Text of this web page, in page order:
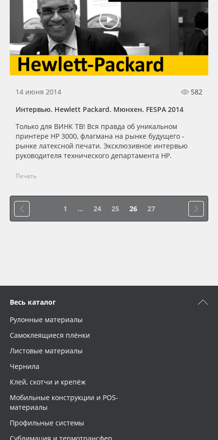
14 июня 2014
582
Интервью. Hewlett Packard. Мюнхен. FESPA 2014
Только для ВИНК ТВ! Вся правда об уникальном
принтере HP 3000, флагмана на рынке будущего -
рынке латексной печати. Эксклюзивное интервью
руководителя технического департамента HP.
Печать
1 ... 24 25 26 27
Весь каталог
Рулонные материалы
Самоклеящиеся плёнки
Листовые материалы
Чернила
Клей, скотчи и крепёж
Мобильные конструкции и POS-
материалы
Профильные системы